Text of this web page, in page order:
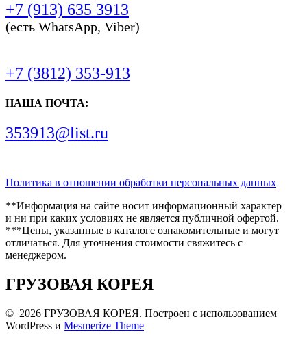
+7 (913) 635 3913
(есть WhatsApp, Viber)
+7 (3812) 353-913
НАША ПОЧТА:
353913@list.ru
Политика в отношении обработки персональных данных
**Информация на сайте носит информационный характер
и ни при каких условиях не является публичной офертой.
***Цены, указанные в каталоге ознакомительные и могут
отличаться. Для уточнения стоимости свяжитесь с
менеджером.
ГРУЗОВАЯ КОРЕЯ
© 2026 ГРУЗОВАЯ КОРЕЯ. Построен с использованием
WordPress и Mesmerize Theme